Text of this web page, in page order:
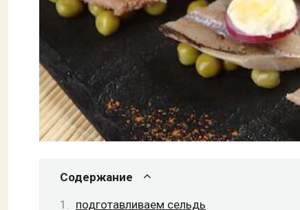
Содержание
подготавливаем сельдь